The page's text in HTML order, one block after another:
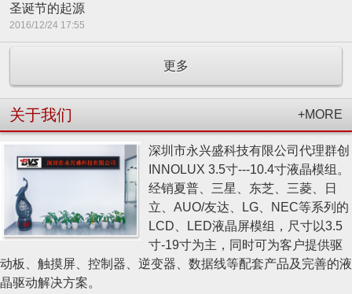
圣诞节的起源
2016/12/24 17:55
更多
关于我们 +MORE
深圳市永兴盛科技有限公司代理群创
INNOLUX 3.5寸---10.4寸液晶模组。
经销夏普、三星、东芝、三菱、日
立、AUO/友达、LG、NEC等系列的
LCD、LED液晶屏模组，尺寸以3.5
寸-19寸为主，同时可为客户提供驱
动板、触摸屏、控制器、逆变器、数据线等配套产品及完善的液
晶驱动解决方案。